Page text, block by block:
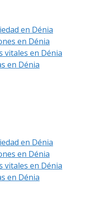
en Dénia
en Dénia
vitales en Dénia
en Dénia
en Dénia
en Dénia
vitales en Dénia
en Dénia